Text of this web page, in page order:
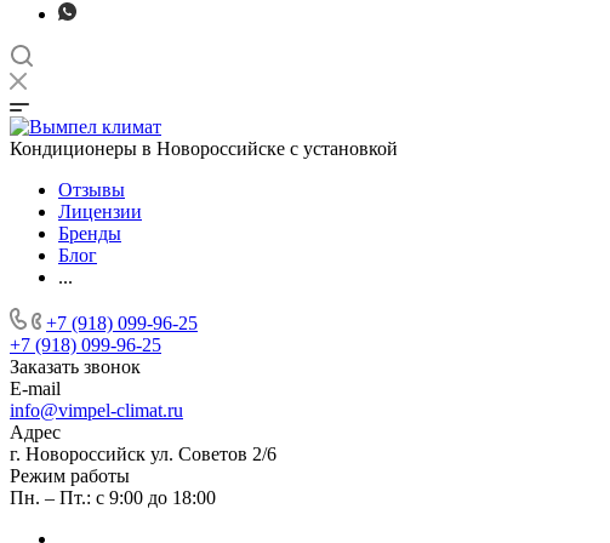
Кондиционеры в Новороссийске с установкой
Отзывы
Лицензии
Бренды
Блог
...
+7 (918) 099-96-25
+7 (918) 099-96-25
Заказать звонок
E-mail
info@vimpel-climat.ru
Адрес
г. Новороссийск ул. Советов 2/6
Режим работы
Пн. – Пт.: с 9:00 до 18:00